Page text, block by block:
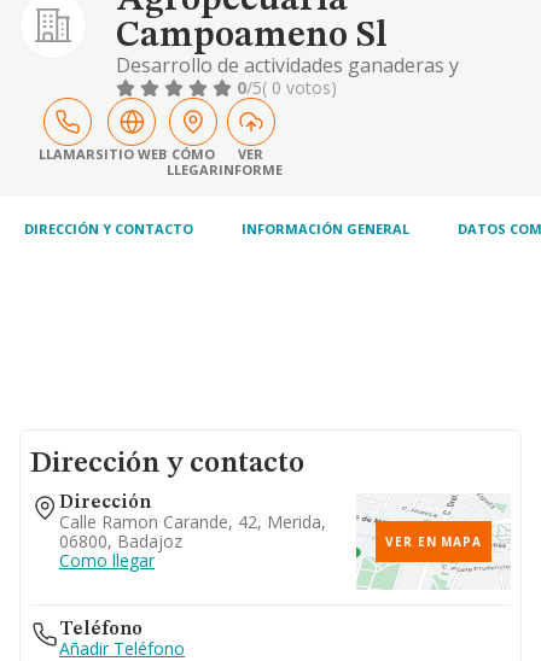
Campoameno Sl
Desarrollo de actividades ganaderas y
agrarias de cualquier tipo
0/5( 0 votos)
LLAMARSITIO WEB CÓMO
LLEGAR
VER
INFORME
DIRECCIÓN Y CONTACTO INFORMACIÓN GENERAL DATOS
Dirección y contacto
Dirección
Calle Ramon Carande, 42, Merida,
06800, Badajoz
Como llegar
VER EN MAPA
Teléfono
Añadir Teléfono